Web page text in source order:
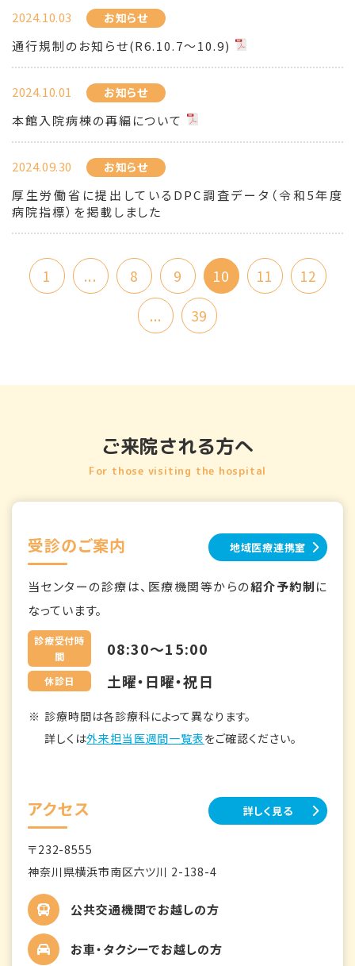
2024.10.03 お知らせ
通行規制のお知らせ(R6.10.7～10.9)
2024.10.01 お知らせ
本館入院病棟の再編について
2024.09.30 お知らせ
厚生労働省に提出しているDPC調査データ（令和5年度
病院指標）を掲載しました
1 ... 8 9 10 11
12
...
39
ご来院される方へ
For those visiting the hospital
受診のご案内 地域医療連携室
当センターの診療は、医療機関等からの紹介予約制に
なっています。
診療受付時
間
08:30～15:00
休診日 土曜・日曜・祝日
診療時間は各診療科によって異なります。
詳しくは外来担当医週間一覧表をご確認ください。
アクセス 詳しく見る
〒232-8555
神奈川県横浜市南区六ツ川 2-138-4
公共交通機関でお越しの方
お車・タクシーでお越しの方